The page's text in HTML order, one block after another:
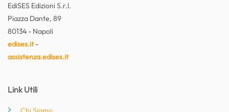
EdiSES Edizioni S.r.l.
Piazza Dante, 89
80134 - Napoli
edises.it-
assistenza.edises.it
Link Utili